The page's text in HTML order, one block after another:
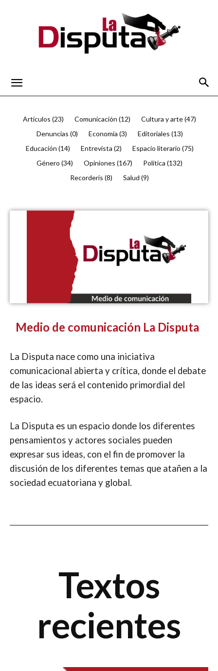
Disputa
Artículos (23) Comunicación (12) Cultura y arte(47)
Denuncias (0) Economía (3) Editoriales (13)
Educación (14) Entrevista (2) Espacio literario (75)
Género (34) Opiniones (167) Política (132)
Recorderis (8) Salud (9)
Medio de comunicación La Disputa
La Disputa nace como una iniciativa
comunicacional abierta y crítica, donde el debate
de las ideas será el contenido primordial del
espacio.
La Disputa es un espacio donde los diferentes
pensamientos y actores sociales pueden
expresar sus ideas, con el fin de promover la
discusión de los diferentes temas que atañen a la
sociedad ecuatoriana y global.
Textos
recientes